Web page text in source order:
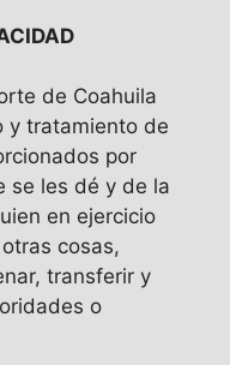
de Coahuila
y tratamiento de
por
se les dé y de la
en ejercicio
cosas,
transferir y
o